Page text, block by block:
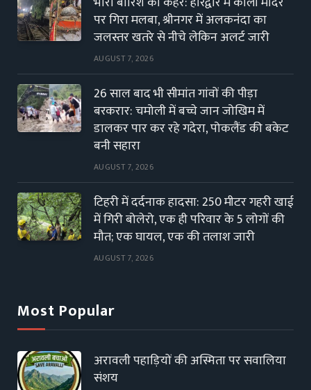
पर गिरा मलबा, श्रीनगर में अलकनंदा का
जलस्तर खतरे से नीचे लेकिन अलर्ट जारी
AUGUST 7, 2026
26 साल बाद भी सीमांत गांवों की पीड़ा
बरकरार: चमोली में बच्चे जान जोखिम में
डालकर पार कर रहे गदेरा, पोकलैंड की बकेट
बनी सहारा
AUGUST 7, 2026
टिहरी में दर्दनाक हादसा: 250 मीटर गहरी खाई
में गिरी बोलेरो, एक ही परिवार के 5 लोगों की
मौत; एक घायल, एक की तलाश जारी
AUGUST 7, 2026
Most Popular
अरावली पहाड़ियों की अस्मिता पर सवालिया
संशय